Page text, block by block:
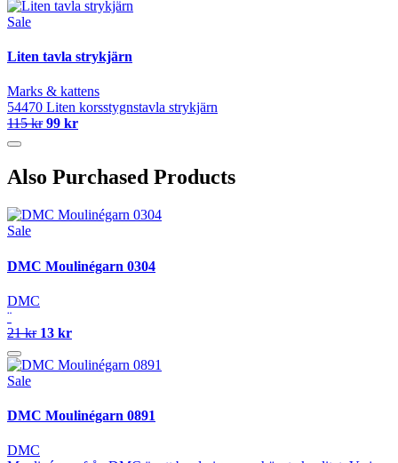
Sale
Liten tavla strykjärn
Marks & kattens
54470 Liten korsstygnstavla strykjärn
115 kr 99 kr
Also Purchased Products
Sale
DMC Moulinégarn 0304
DMC
¨
21 kr 13 kr
Sale
DMC Moulinégarn 0891
DMC